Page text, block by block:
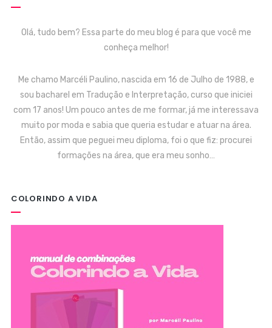
Olá, tudo bem? Essa parte do meu blog é para que você me
conheça melhor!
Me chamo Marcéli Paulino, nascida em 16 de Julho de 1988, e
sou bacharel em Tradução e Interpretação, curso que iniciei
com 17 anos! Um pouco antes de me formar, já me interessava
muito por moda e sabia que queria estudar e atuar na área.
Então, assim que peguei meu diploma, foi o que fiz: procurei
formações na área, que era meu sonho…
COLORINDO A VIDA